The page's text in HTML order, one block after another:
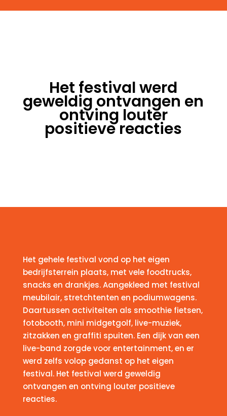
Het festival werd
geweldig ontvangen en
ontving louter
positieve reacties
Het gehele festival vond op het eigen
bedrijfsterrein plaats, met vele foodtrucks,
snacks en drankjes. Aangekleed met festival
meubilair, stretchtenten en podiumwagens.
Daartussen activiteiten als smoothie fietsen,
fotobooth, mini midgetgolf, live-muziek,
zitzakken en graffiti spuiten. Een dijk van een
live-band zorgde voor entertainment, en er
werd zelfs volop gedanst op het eigen
festival. Het festival werd geweldig
ontvangen en ontving louter positieve
reacties.